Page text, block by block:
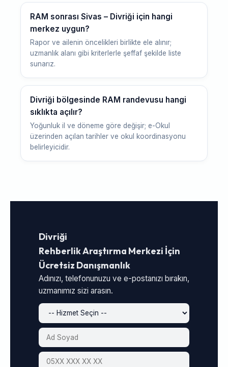
RAM sonrası Sivas – Divriği için hangi
merkez uygun?
Rapor ve ailenin öncelikleri birlikte ele alınır;
uzmanlık alanı gibi kriterlerle şeffaf şekilde liste
sunarız.
Divriği bölgesinde RAM randevusu hangi
sıklıkta açılır?
Yoğunluk il ve döneme göre değişir; e-Okul
üzerinden açılan tarihler ve okul koordinasyonu
belirleyicidir.
Divriği
Rehberlik Araştırma Merkezi İçin
Ücretsiz Danışmanlık
Adınızı, telefonunuzu ve e-postanızı bırakın,
uzmanımız sizi arasın.